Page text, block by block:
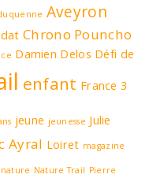
Aveyron
Chrono Pouncho
Damien Delos Défi de
enfant France 3
jeune jeunesse Julie
Ayral Loiret magazine
nature Nature Trail Pierre